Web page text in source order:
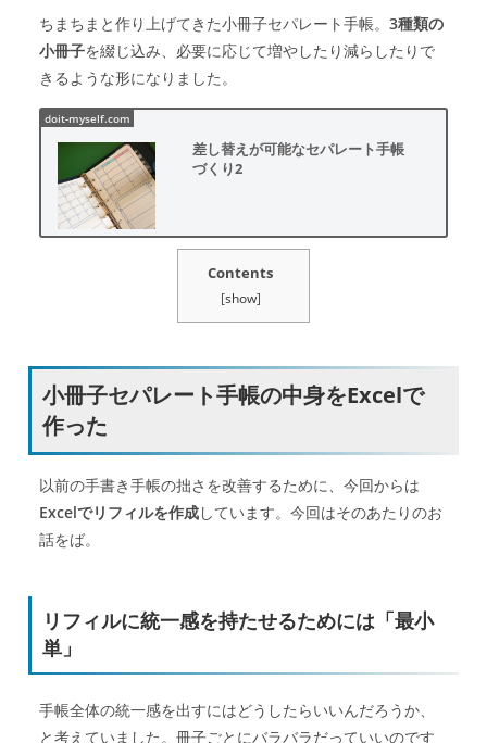
ちまちまと作り上げてきた小冊子セパレート手帳。3種類の
小冊子を綴じ込み、必要に応じて増やしたり減らしたりで
きるような形になりました。
差し替えが可能なセパレート手帳
づくり2
Contents
[show]
小冊子セパレート手帳の中身をExcelで
作った
以前の手書き手帳の拙さを改善するために、今回からは
Excelでリフィルを作成しています。今回はそのあたりのお
話をば。
リフィルに統一感を持たせるためには「最小
単」
手帳全体の統一感を出すにはどうしたらいいんだろうか、
と考えていました。冊子ごとにバラバラだっていいのです